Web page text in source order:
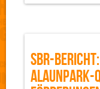
SBR-BERICHT:
LAUNPARK-